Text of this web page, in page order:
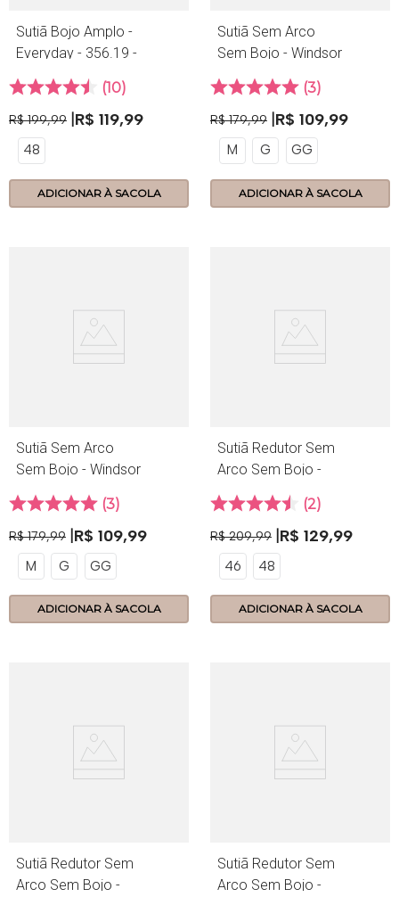
Sutiã Bojo Amplo -
Everyday - 356.19 -
Scarlet
10
R$ 199,99 R$ 119,99
48
ADICIONAR À SACOLA
Sutiã Sem Arco
Sem Bojo - Windsor
- 162.15 - Sideral
3
R$ 179,99 R$ 109,99
M G GG
ADICIONAR À SACOLA
Sutiã Sem Arco
Sem Bojo - Windsor
3
R$ 179,99 R$ 109,99
M G GG
ADICIONAR À SACOLA
Sutiã Redutor Sem
Arco Sem Bojo -
Branco
2
R$ 209,99 R$ 129,99
46 48
ADICIONAR À SACOLA
Sutiã Redutor Sem
Arco Sem Bojo -
Sutiã Redutor Sem
Arco Sem Bojo -